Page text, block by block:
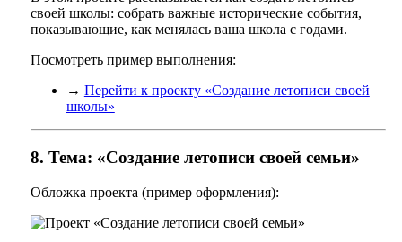
своей школы: собрать важные исторические события,
показывающие, как менялась ваша школа с годами.
Посмотреть пример выполнения:
→ Перейти к проекту «Создание летописи своей
школы»
8. Тема: «Создание летописи своей семьи»
Обложка проекта (пример оформления):